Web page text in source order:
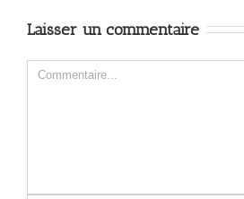
Laisser un commentaire